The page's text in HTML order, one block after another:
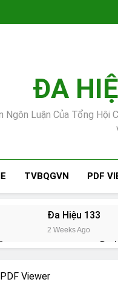
ĐA
Ngôn Luận Của Tổng Hội
TVBQGVN PDF
Đa Hiệu 133
2 Weeks Ago
Đa
Viewer